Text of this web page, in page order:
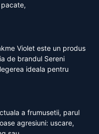
Violet este un produs
de brandul Sereni
ideala pentru
a frumusetii, parul
agresiuni: uscare,